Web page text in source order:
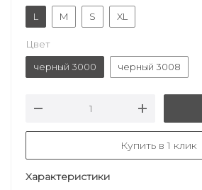
L
M S XL
Цвет
черный 3000
черный 3008
Купить в 1 клик
Характеристики